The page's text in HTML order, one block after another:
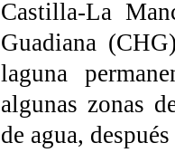
Castilla-La
Guadiana
laguna
algunas zonas
de agua,